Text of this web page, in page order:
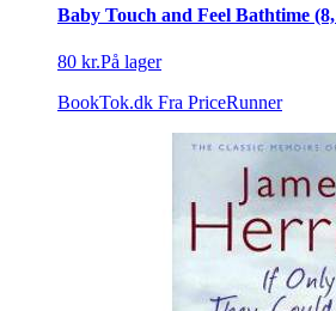
Baby Touch and Feel Bathtime
80 kr.På lager
BookTok.dk Fra PriceRunner